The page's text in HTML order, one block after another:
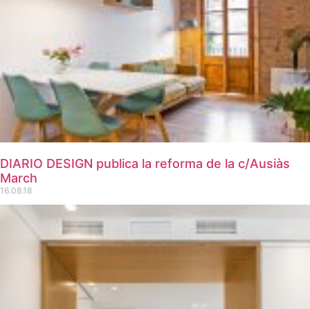
DIARIO DESIGN publica la reforma de la c/Ausiàs
March
16.08.18